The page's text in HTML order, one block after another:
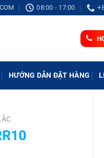
08:00 - 17:00
HƯỚNG DẪN ĐẶT HÀNG